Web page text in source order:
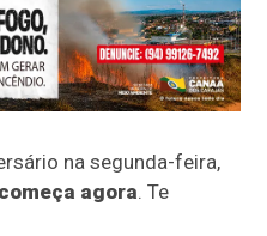
na segunda-feira,
agora. Te